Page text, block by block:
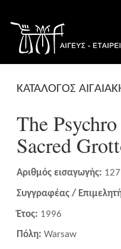
ΚΑΤΑΛΟΓΟΣ
The
Sacred
Αριθμός εισαγωγής:
Συγγραφέας /
Έτος: 1996
Πόλη: Warsaw